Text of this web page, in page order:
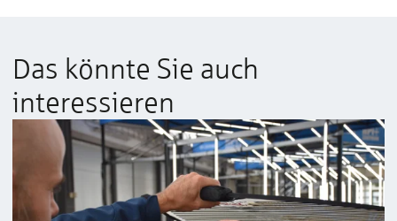
Das könnte Sie auch
interessieren